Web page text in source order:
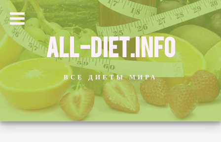
ALL-DIET.INFO
ВСЕ ДИЕТЫ МИРА